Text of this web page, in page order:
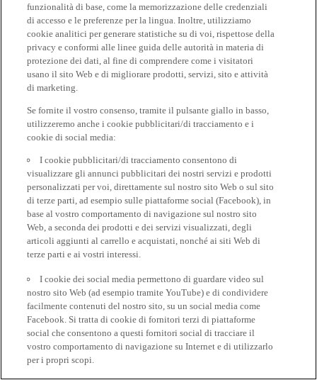
funzionalità di base, come la memorizzazione delle credenziali
di accesso e le preferenze per la lingua. Inoltre, utilizziamo
cookie analitici per generare statistiche su di voi, rispettose della
privacy e conformi alle linee guida delle autorità in materia di
protezione dei dati, al fine di comprendere come i visitatori
usano il sito Web e di migliorare prodotti, servizi, sito e attività
di marketing.
Se fornite il vostro consenso, tramite il pulsante giallo in basso,
utilizzeremo anche i cookie pubblicitari/di tracciamento e i
cookie di social media:
I cookie pubblicitari/di tracciamento consentono di
visualizzare gli annunci pubblicitari dei nostri servizi e prodotti
personalizzati per voi, direttamente sul nostro sito Web o sul sito
di terze parti, ad esempio sulle piattaforme social (Facebook), in
base al vostro comportamento di navigazione sul nostro sito
Web, a seconda dei prodotti e dei servizi visualizzati, degli
articoli aggiunti al carrello e acquistati, nonché ai siti Web di
terze parti e ai vostri interessi.
I cookie dei social media permettono di guardare video sul
nostro sito Web (ad esempio tramite YouTube) e di condividere
facilmente contenuti del nostro sito, su un social media come
Facebook. Si tratta di cookie di fornitori terzi di piattaforme
social che consentono a questi fornitori social di tracciare il
vostro comportamento di navigazione su Internet e di utilizzarlo
per i propri scopi.